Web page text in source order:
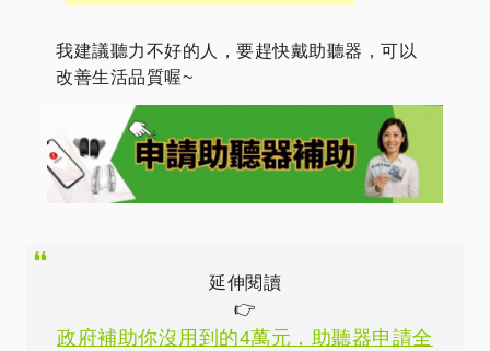
我建議聽力不好的人，要趕快戴助聽器，可以
改善生活品質喔~
延伸閱讀
👉
政府補助你沒用到的4萬元，助聽器申請全